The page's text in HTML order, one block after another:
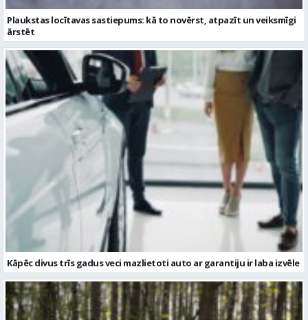
Plaukstas locītavas sastiepums: kā to novērst, atpazīt un veiksmīgi
ārstēt
Kāpēc divus trīs gadus veci mazlietoti auto ar garantiju ir laba izvēle